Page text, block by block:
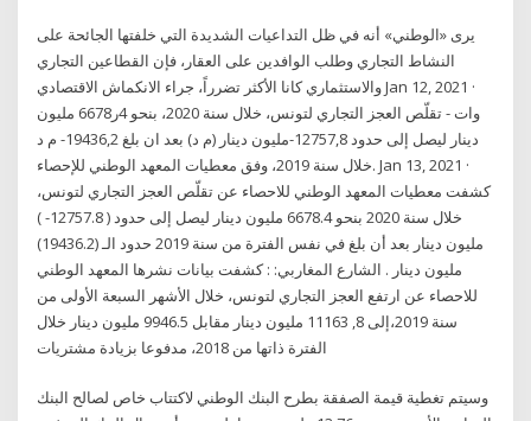
يرى «الوطني» أنه في ظل التداعيات الشديدة التي خلفتها الجائحة على
النشاط التجاري وطلب الوافدين على العقار، فإن القطاعين التجاري
والاستثماري كانا الأكثر تضرراً، جراء الانكماش الاقتصادي Jan 12, 2021 ·
وات - تقلّص العجز التجاري لتونس، خلال سنة 2020، بنحو 4ر6678 مليون
دينار ليصل إلى حدود 12757,8-مليون دينار (م د) بعد ان بلغ 19436,2- م د
خلال سنة 2019، وفق معطيات المعهد الوطني للإحصاء. Jan 13, 2021 ·
كشفت معطيات المعهد الوطني للاحصاء عن تقلّص العجز التجاري لتونس،
خلال سنة 2020 بنحو 6678.4 مليون دينار ليصل إلى حدود ( 12757.8- )
مليون دينار بعد أن بلغ في نفس الفترة من سنة 2019 حدود الـ (19436.2)
مليون دينار . الشارع المغاربي: : كشفت بيانات نشرها المعهد الوطني
للاحصاء عن ارتفع العجز التجاري لتونس، خلال الأشهر السبعة الأولى من
سنة 2019،إلى 8, 11163 مليون دينار مقابل 9946.5 مليون دينار خلال
الفترة ذاتها من 2018، مدفوعا بزيادة مشتريات
وسيتم تغطية قيمة الصفقة بطرح البنك الوطني لاكتتاب خاص لصالح البنك